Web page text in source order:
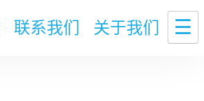
联系我们 关于我们 ☰